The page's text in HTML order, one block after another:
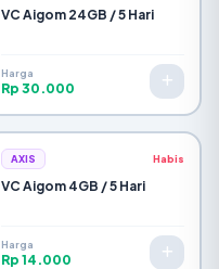
VC Aigom 24GB / 5 Hari
Harga
Rp 30.000
AXIS Habis
VC Aigom 4GB / 5 Hari
Harga
Rp 14.000